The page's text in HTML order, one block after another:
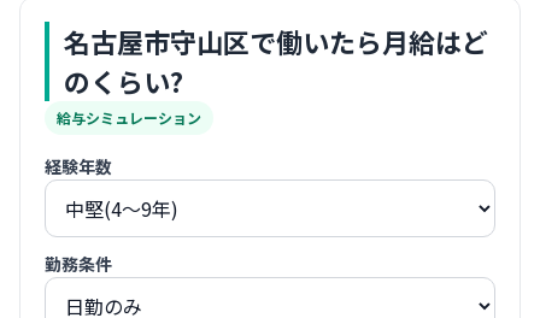
名古屋市守山区で働いたら月給はど
のくらい?
給与シミュレーション
経験年数
勤務条件